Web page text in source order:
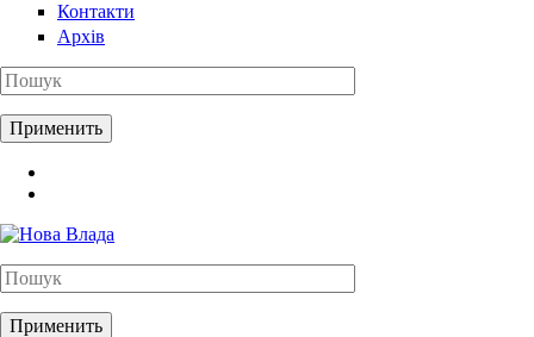
Контакти
Архів